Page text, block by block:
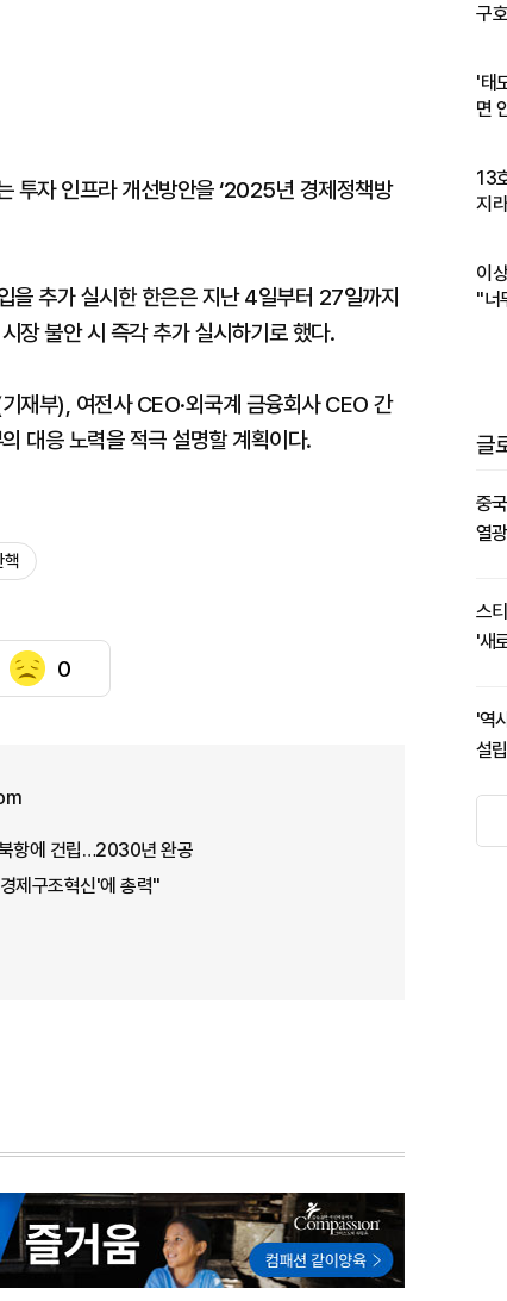
투자 인프라 개선방안을 ‘2025년 경제정책방
추가 실시한 한은은 지난 4일부터 27일까지
장 불안 시 즉각 추가 실시하기로 했다.
재부), 여전사 CEO·외국계 금융회사 CEO 간
대응 노력을 적극 설명할 계획이다.
핵
0
항에 건립…2030년 완공
제구조혁신'에 총력"
구
'태
면
13
지
이
"너
글
중
열
스
'새
'역
설